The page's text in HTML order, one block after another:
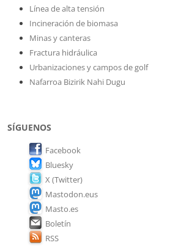
Línea de alta tensión
Incineración de biomasa
Minas y canteras
Fractura hidráulica
Urbanizaciones y campos de golf
Nafarroa Bizirik Nahi Dugu
SÍGUENOS
Facebook
Bluesky
X (Twitter)
Mastodon.eus
Masto.es
Boletín
RSS